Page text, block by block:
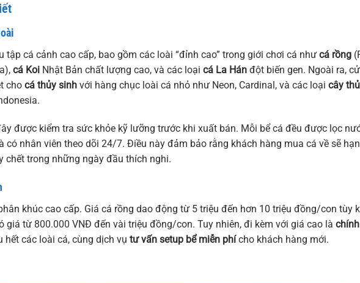
tập cá cảnh cao cấp, bao gồm các loài “đỉnh cao” trong giới chơi cá như cá rồng
cá Koi Nhật Bản chất lượng cao, và các loại cá La Hán đột biến gen. Ngoài ra,
cho cá thủy sinh với hàng chục loài cá nhỏ như Neon, Cardinal, và các loại cây
được kiểm tra sức khỏe kỹ lưỡng trước khi xuất bán. Mỗi bể cá đều được lọc
có nhân viên theo dõi 24/7. Điều này đảm bảo rằng khách hàng mua cá về sẽ hạn
chết trong những ngày đầu thích nghi.
khúc cao cấp. Giá cá rồng dao động từ 5 triệu đến hơn 10 triệu đồng/con tùy
giá từ 800.000 VNĐ đến vài triệu đồng/con. Tuy nhiên, đi kèm với giá cao là chính
hết các loài cá, cùng dịch vụ tư vấn setup bể miễn phícho khách hàng mới.